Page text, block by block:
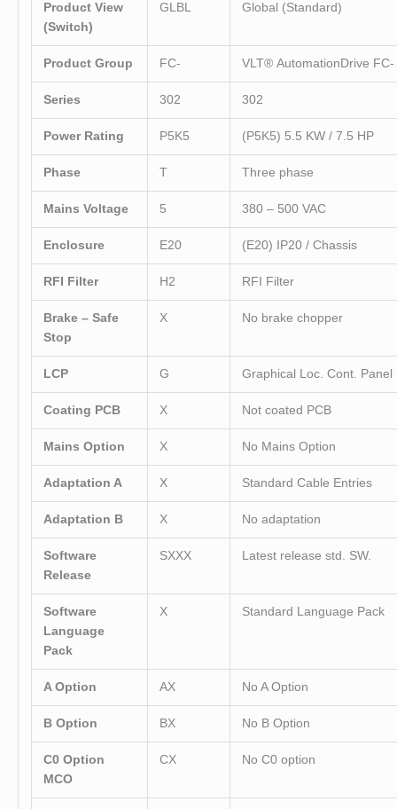
Product View
(Switch)
GLBL Global (Standard)
Product Group FC- VLT® AutomationDrive FC-
Series 302 302
Power Rating P5K5 (P5K5) 5.5 KW / 7.5 HP
Phase T Three phase
Mains Voltage 5 380 – 500 VAC
Enclosure E20 (E20) IP20 / Chassis
RFI Filter H2 RFI Filter
Brake – Safe
Stop
X No brake chopper
LCP G Graphical Loc. Cont. Panel
Coating PCB X Not coated PCB
Mains Option X No Mains Option
Adaptation A X Standard Cable Entries
Adaptation B X No adaptation
Software
Release
SXXX Latest release std. SW.
Software
Language
Pack
X Standard Language Pack
A Option AX No A Option
B Option BX No B Option
C0 Option
MCO
CX No C0 option